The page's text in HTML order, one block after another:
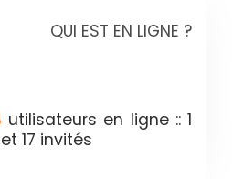
QUI EST EN LIGNE ?
utilisateurs en ligne :: 1
17 invités